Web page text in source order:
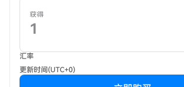
获得
汇率
更新时间(UTC+0)